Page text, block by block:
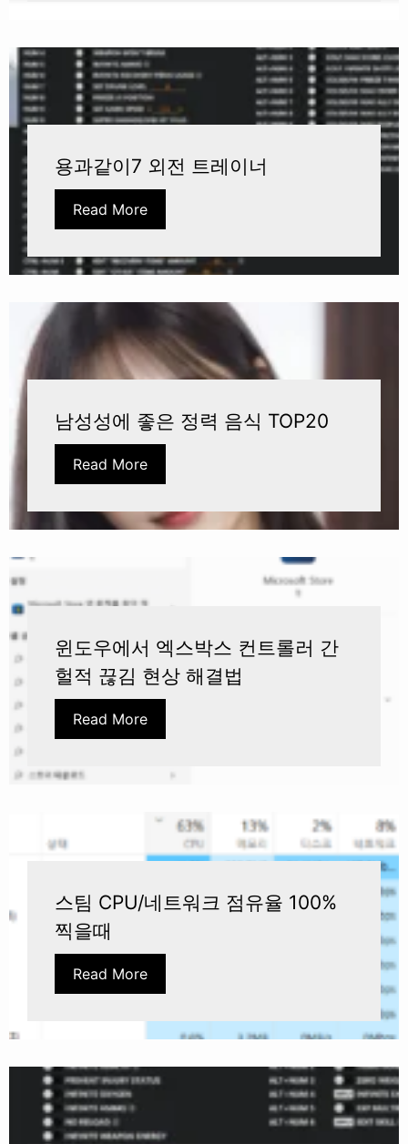
용과같이7 외전 트레이너
Read More
남성성에 좋은 정력 음식 TOP20
Read More
윈도우에서 엑스박스 컨트롤러 간
헐적 끊김 현상 해결법
Read More
스팀 CPU/네트워크 점유율 100%
찍을때
Read More